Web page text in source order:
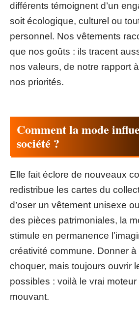
différents témoignent d’un
soit écologique, culturel ou
personnel. Nos vêtements
que nos goûts : ils tracent
nos valeurs, de notre rapport
nos priorités.
Comment la mode
société ?
Elle fait éclore de nouveaux
redistribue les cartes du
d’oser un vêtement unisexe
des pièces patrimoniales, la
stimule en permanence
créativité commune. Donner à
choquer, mais toujours ouvrir
possibles : voilà le vrai
mouvant.